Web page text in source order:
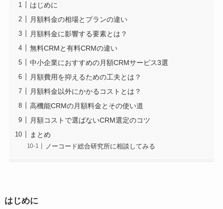
はじめに
月額料金の相場とプランの違い
月額料金に影響する要素とは？
無料CRMと有料CRMの違い
中小企業におすすめの月額CRMサービス3選
月額費用を抑えるための工夫とは？
月額料金以外にかかるコストとは？
高機能CRMの月額料金とその使い道
月額コストで選ばないCRM選定のコツ
まとめ
ノーコード総合研究所に相談してみる
はじめに